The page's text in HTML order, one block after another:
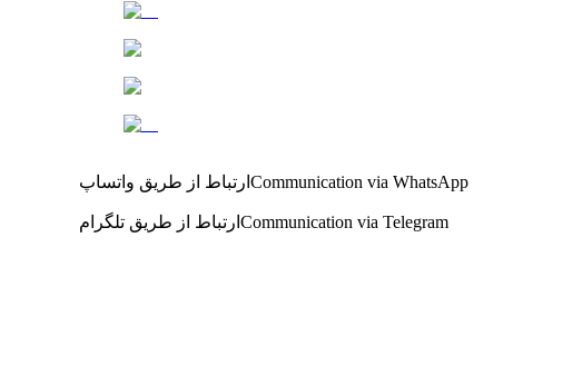
ارتباط از طریق واتساپ Communication via WhatsApp
ارتباط از طریق تلگرام Communication via Telegram